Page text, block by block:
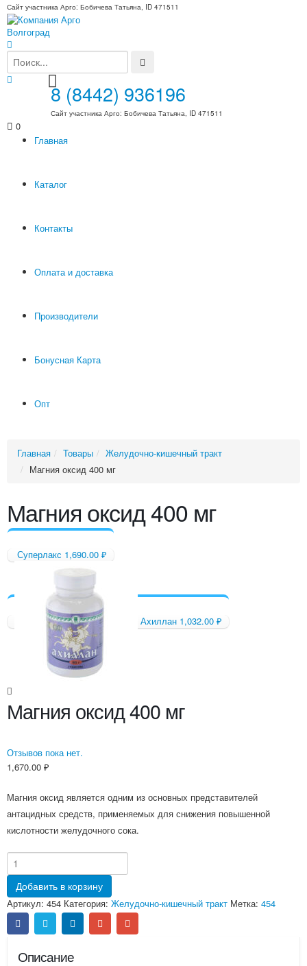
Сайт участника Арго: Бобичева Татьяна, ID 471511
8 (8442) 936196
Сайт участника Арго: Бобичева Татьяна, ID 471511
0
Главная
Каталог
Контакты
Оплата и доставка
Производители
Бонусная Карта
Опт
Главная Товары
Желудочно-кишечный тракт
Магния оксид 400 мг
Магния оксид 400 мг
Суперлакс 1,690.00 ₽
Ахиллан 1,032.00 ₽
Магния оксид 400 мг
Отзывов пока нет.
1,670.00 ₽
Магния оксид является одним из основных представителей
антацидных средств, применяемых для снижения повышенной
кислотности желудочного сока.
Добавить в корзину
Артикул: 454 Категория: Желудочно-кишечный тракт Метка: 454
Описание